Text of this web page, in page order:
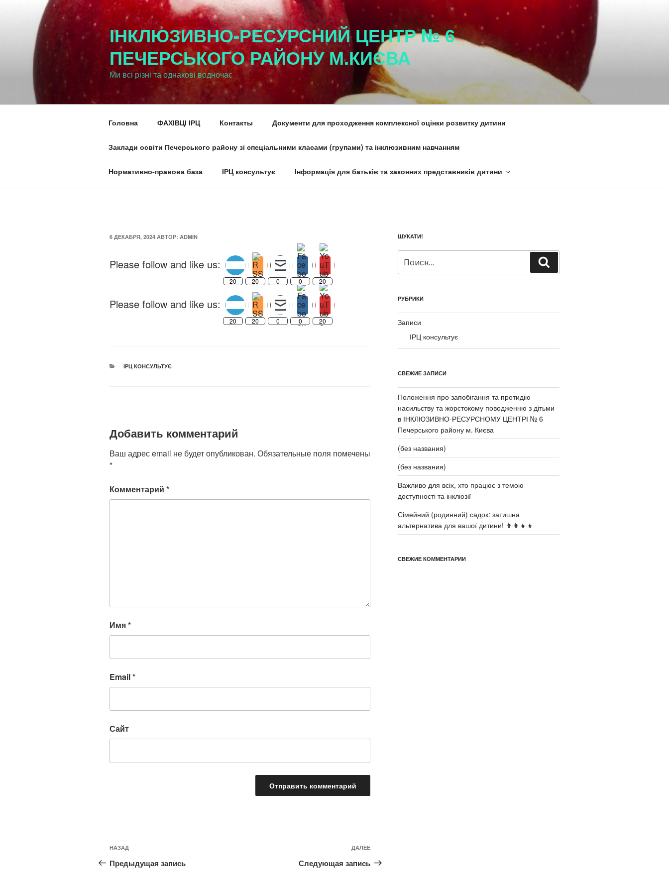
содержимому
ІНКЛЮЗИВНО-РЕСУРСНИЙ ЦЕНТР № 6
ПЕЧЕРСЬКОГО РАЙОНУ М.КИЄВА
Ми всі різні та однакові водночас
Головна ФАХІВЦІ ІРЦ Контакты Документи для проходження комплексної оцінки розвитку дитини
Заклади освіти Печерського району зі спеціальними класами (групами) та інклюзивним навчанням
Нормативно-правова база ІРЦ консультує Інформація для батьків та законних представників дитини
ОПУБЛИКОВАНО
6 ДЕКАБРЯ, 2024 АВТОР: ADMIN
Please follow and like us:
20 20 0 0 20
Please follow and like us:
20 20 0 0 20
РУБРИКИ
ІРЦ КОНСУЛЬТУЄ
Добавить комментарий
Ваш адрес email не будет опубликован. Обязательные поля помечены
*
Комментарий *
Имя*
Email*
Сайт
Навигация
по
записям
Предыдущая
запись:
НАЗАД
Предыдущая запись
Следующая
запись
ДАЛЕЕ
Следующая запись
ШУКАТИ!
РУБРИКИ
Записи
ІРЦ консультує
СВЕЖИЕ ЗАПИСИ
Положення про запобігання та протидію
насильству та жорстокому поводженню з дітьми
в ІНКЛЮЗИВНО-РЕСУРСНОМУ ЦЕНТРІ № 6
Печерського району м. Києва
(без названия)
(без названия)
Важливо для всіх, хто працює з темою
доступності та інклюзії
Сімейний (родинний) садок: затишна
альтернатива для вашої дитини! 👨‍👩‍👧‍👦
СВЕЖИЕ КОММЕНТАРИИ